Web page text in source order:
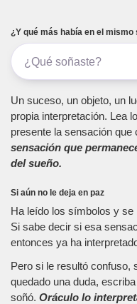
¿Y qué más había en el mismo
Un suceso, un objeto, un
propia interpretación. Lea
presente la sensación que
sensación que
del sueño.
Si aún no le deja en paz
Ha leído los símbolos y se
Si sabe decir si esa
entonces ya ha
Pero si le resultó confuso,
quedado una duda,
soñó. Oráculo lo